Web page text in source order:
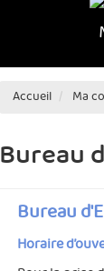
Accueil Ma
Bureau
Bureau
Horaire